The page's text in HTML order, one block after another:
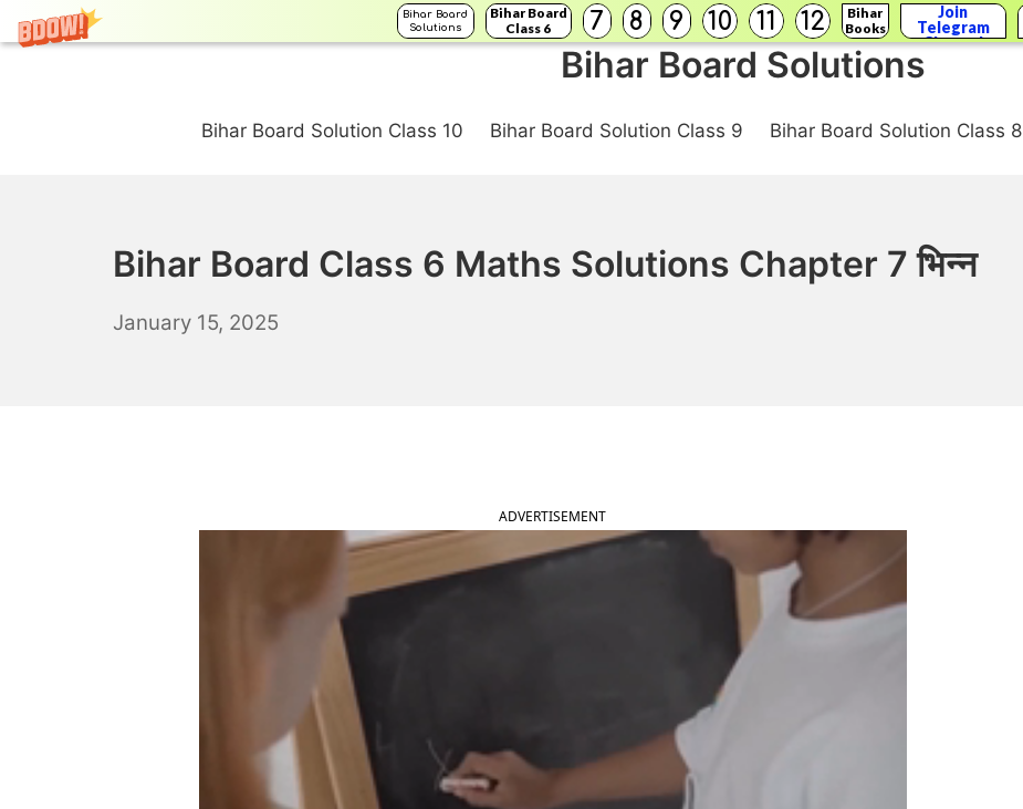
Bihar Board
Solutions
Bihar Board
Class 6
7 8 9 10 11 12
Bihar
Books
Join
Telegram
Channel
Bihar Board Solutions
Bihar Board Solution Class 10 Bihar Board Solution Class 9 Bihar Board Solution Class 8
Bihar Board Class 6 Maths Solutions Chapter 7 भिन्न
January 15, 2025
ADVERTISEMENT